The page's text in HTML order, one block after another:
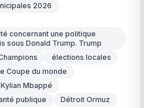
2026
concernant une politique
sous Donald Trump. Trump
élections locales
Coupe du monde
Kylian Mbappé
publique
Détroit Ormuz